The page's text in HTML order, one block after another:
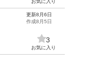
お気に入り
更新8月6日
作成8月5日
3
お気に入り